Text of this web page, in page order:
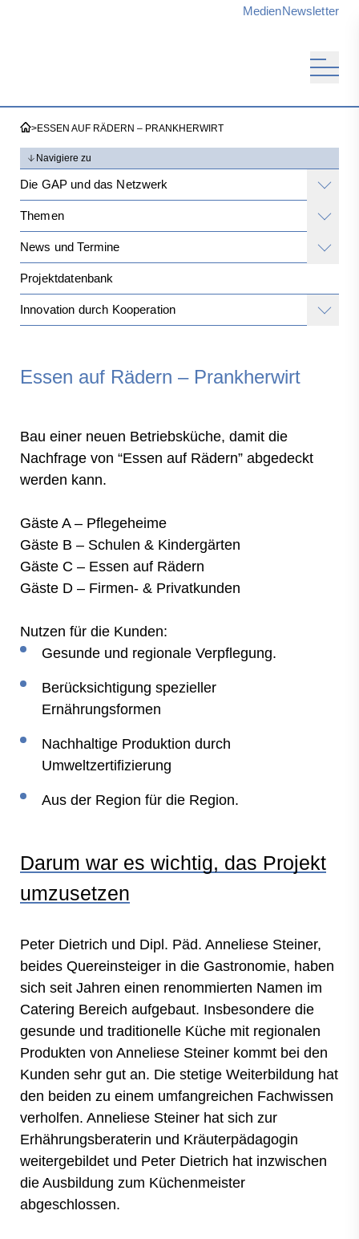
MedienNewsletter
>ESSEN AUF RÄDERN – PRANKHERWIRT
Navigiere zu
Die GAP und das Netzwerk
Themen
News und Termine
Projektdatenbank
Innovation durch Kooperation
Essen auf Rädern – Prankherwirt
Bau einer neuen Betriebsküche, damit die
Nachfrage von “Essen auf Rädern” abgedeckt
werden kann.
Gäste A – Pflegeheime
Gäste B – Schulen & Kindergärten
Gäste C – Essen auf Rädern
Gäste D – Firmen- & Privatkunden
Nutzen für die Kunden:
Gesunde und regionale Verpflegung.
Berücksichtigung spezieller
Ernährungsformen
Nachhaltige Produktion durch
Umweltzertifizierung
Aus der Region für die Region.
Darum war es wichtig, das Projekt
umzusetzen
Peter Dietrich und Dipl. Päd. Anneliese Steiner,
beides Quereinsteiger in die Gastronomie, haben
sich seit Jahren einen renommierten Namen im
Catering Bereich aufgebaut. Insbesondere die
gesunde und traditionelle Küche mit regionalen
Produkten von Anneliese Steiner kommt bei den
Kunden sehr gut an. Die stetige Weiterbildung hat
den beiden zu einem umfangreichen Fachwissen
verholfen. Anneliese Steiner hat sich zur
Erhährungsberaterin und Kräuterpädagogin
weitergebildet und Peter Dietrich hat inzwischen
die Ausbildung zum Küchenmeister
abgeschlossen.